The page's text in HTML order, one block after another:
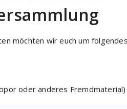
möchten wir euch um folgendes
oder anderes Fremdmaterial)